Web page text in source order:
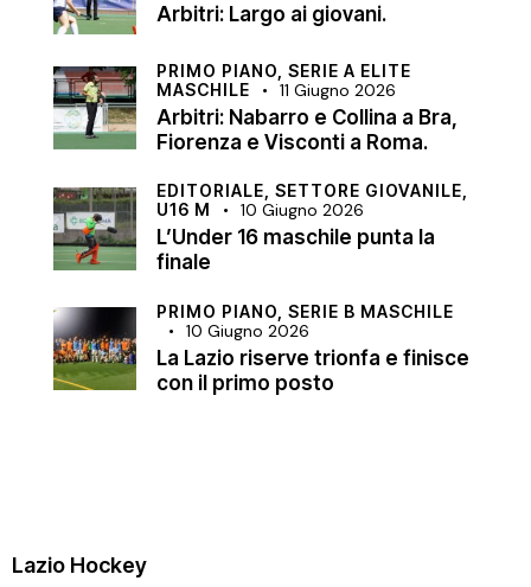
Arbitri: Largo ai giovani.
PRIMO PIANO, SERIE A ELITE
MASCHILE
11 Giugno 2026
Arbitri: Nabarro e Collina a Bra,
Fiorenza e Visconti a Roma.
EDITORIALE, SETTORE GIOVANILE,
U16 M
10 Giugno 2026
L’Under 16 maschile punta la
finale
PRIMO PIANO, SERIE B MASCHILE
10 Giugno 2026
La Lazio riserve trionfa e finisce
con il primo posto
Lazio Hockey